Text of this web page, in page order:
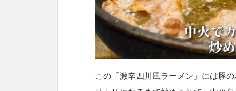
この「激辛四川風ラーメン」には豚